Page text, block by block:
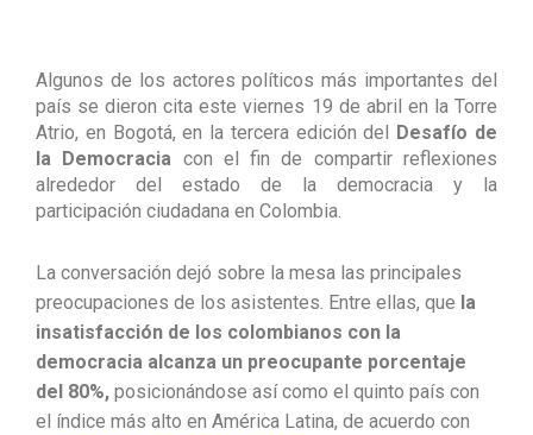
Algunos de los actores políticos más importantes del
país se dieron cita este viernes 19 de abril en la Torre
Atrio, en Bogotá, en la tercera edición del
Desafío de
la Democracia con el fin de compartir reflexiones
alrededor del estado de la democracia y la
participación ciudadana en Colombia.
La conversación dejó sobre la mesa las principales
preocupaciones de los asistentes. Entre ellas, que la
insatisfacción de los colombianos con la
democracia alcanza un preocupante porcentaje
del 80%, posicionándose así como el quinto país con
el índice más alto en América Latina, de acuerdo con